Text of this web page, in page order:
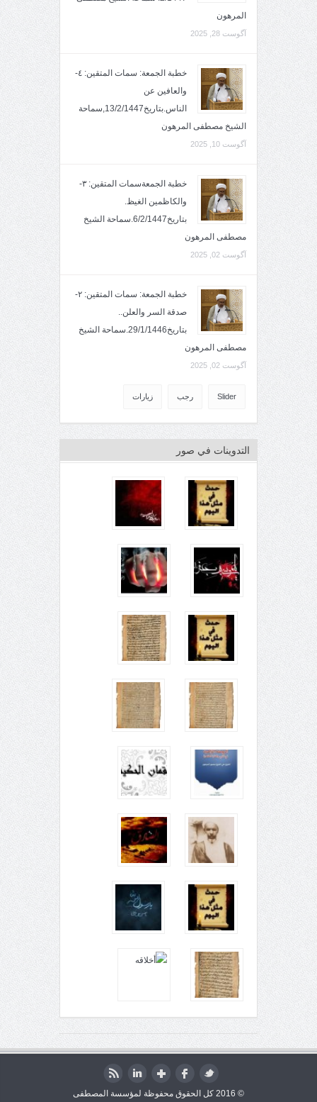
المرهون
آگوست 28, 2025
خطبة الجمعة: سمات المتقين: ٤-
والعافين عن
الناس.بتاريخ13/2/1447,سماحة
الشيخ مصطفى المرهون
آگوست 10, 2025
خطبة الجمعةسمات المتقين: ٣-
والكاظمين الغيظ.
بتاريخ6/2/1447.سماحة الشيخ
مصطفى المرهون
آگوست 02, 2025
خطبة الجمعة: سمات المتقين: ٢-
صدقة السر والعلن..
بتاريخ29/1/1446.سماحة الشيخ
مصطفى المرهون
آگوست 02, 2025
Slider رجب زيارات
التدوينات في صور
© 2016 كل الحقوق محفوظة لمؤسسة المصطفى